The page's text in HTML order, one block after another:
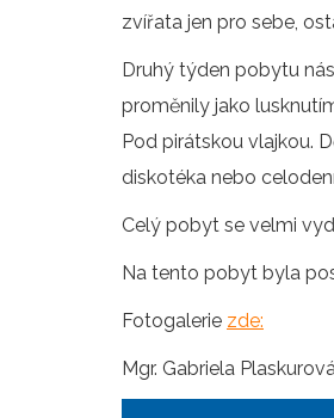
zvířata jen pro sebe,
Druhý týden pobytu
proměnily jako
Pod pirátskou vlajkou.
diskotéka nebo
Celý pobyt se velmi
Na tento pobyt byla
Fotogalerie zde:
Mgr. Gabriela